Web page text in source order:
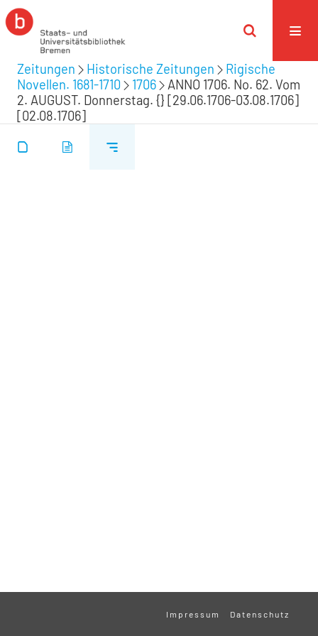
Zeitungen Historische Zeitungen
Rigische
Novellen. 1681-1710
1706
ANNO 1706. No. 62. Vom
2. AUGUST. Donnerstag. {} [29.06.1706-03.08.1706]
[02.08.1706]
Impressum Datenschutz